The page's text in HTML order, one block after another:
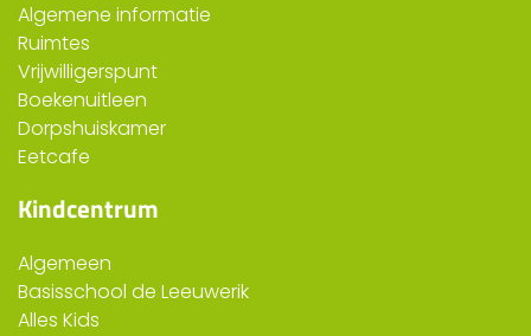
Algemene informatie
Ruimtes
Vrijwilligerspunt
Boekenuitleen
Dorpshuiskamer
Eetcafe
Kindcentrum
Algemeen
Basisschool de Leeuwerik
Alles Kids